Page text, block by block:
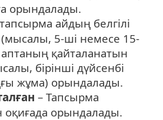
орындалады.
айдың белгілі
(мысалы, 5-ші немесе 15-
қайталанатын
бірінші дүйсенбі
жұма) орындалады.
– Тапсырма
оқиғада орындалады.